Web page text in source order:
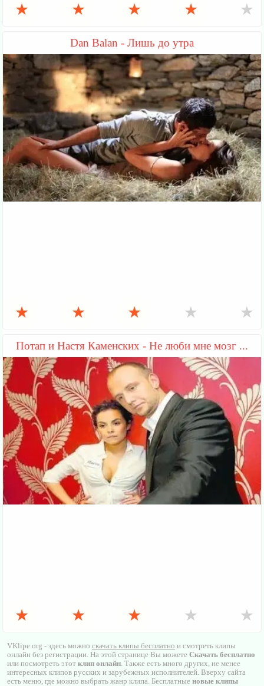
★ ★ ★ ★ ★
Dan Balan - Лишь до утра
★ ★ ★ ★ ★
Потап и Настя Каменских - Не люби мне мозг ...
★ ★ ★ ★ ★
VKlipe.org - здесь можно скачать клипы бесплатно и смотреть клипы
онлайн без регистрации. На этой странице Вы можете Скачать бесплатно
или посмотреть этот клип онлайн. Также есть много других, не менее
интересных клипов русских и зарубежных исполнителей. Вверху сайта
есть меню, где можно выбрать жанр клипа. Бесплатные новые клипы